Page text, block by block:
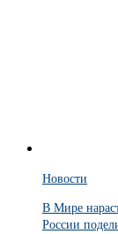
Новости
В Мире
России